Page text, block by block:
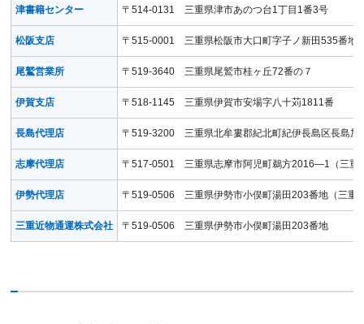
津書籍センター 〒514-0131 三重県津市あのつ台1丁目1番3号
松阪支店 〒515-0001 三重県松阪市大口町字子ノ新田535番地
尾鷲営業所 〒519-3640 三重県尾鷲市桂ヶ丘72番の７
伊賀支店 〒518-1145 三重県伊賀市安場字八十苅1811番
長島代理店 〒519-3200 三重県北牟婁郡紀北町紀伊長島区長島加
志摩代理店 〒517-0501 三重県志摩市阿児町鵜方2016―1（三重
伊勢代理店 〒519-0506 三重県伊勢市小俣町湯田203番地（三重
三重近物通運株式会社 〒519-0506 三重県伊勢市小俣町湯田203番地